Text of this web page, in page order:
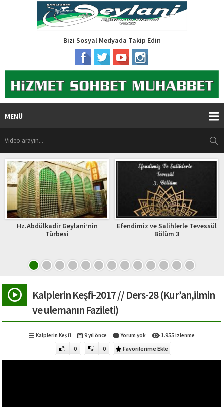
Bizi Sosyal Medyada Takip Edin
MENÜ
Geylani’nin
Efendimiz ve Salihlerle Tevessül
Şeb-i Aruz
Kalplerin Keşfi-2017 // Ders-28 (Kur’an,ilmin
ve ulemanın Fazileti)
Kalplerin Keşfi 9 yıl önce Yorum yok 1.955 izlenme
0 0 Favorilerime Ekle